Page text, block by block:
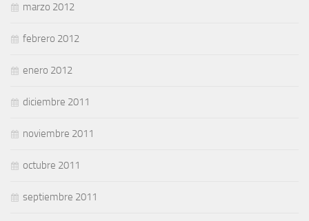
marzo 2012
febrero 2012
enero 2012
diciembre 2011
noviembre 2011
octubre 2011
septiembre 2011